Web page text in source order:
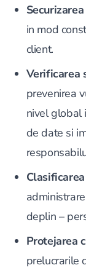
in mod
client.
Verificarea
prevenirea
nivel global
de date si
deplin –
Protejarea
prelucrarile